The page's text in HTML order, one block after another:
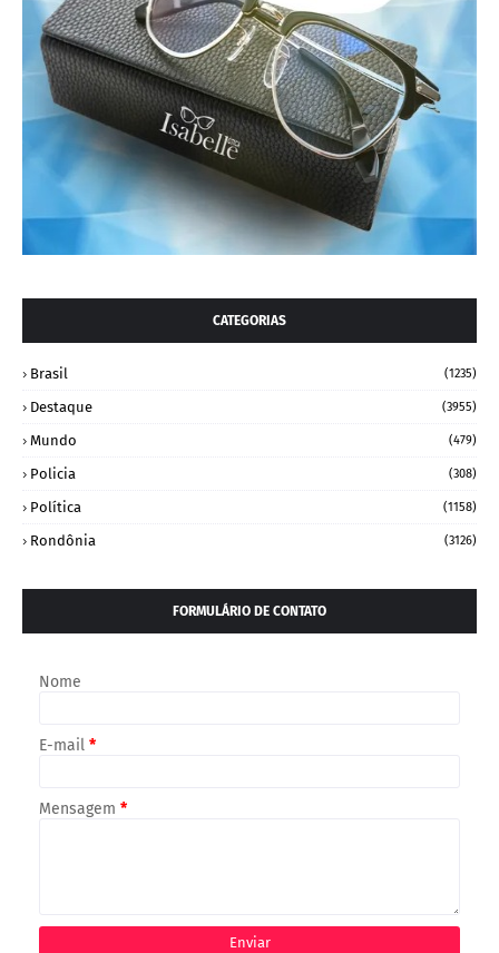
CATEGORIAS
Brasil (1235)
Destaque (3955)
Mundo (479)
Policia (308)
Política (1158)
Rondônia (3126)
FORMULÁRIO DE CONTATO
Nome
E-mail *
Mensagem *